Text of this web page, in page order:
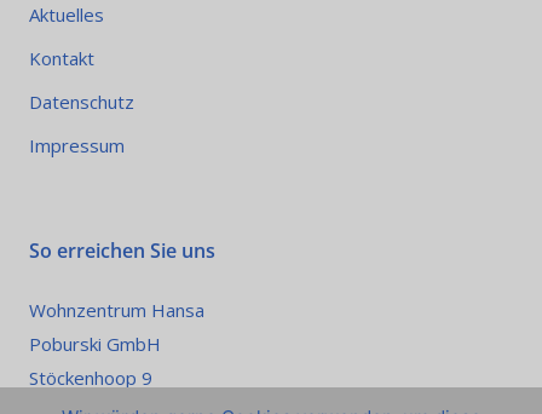
Aktuelles
Kontakt
Datenschutz
Impressum
So erreichen Sie uns
Wohnzentrum Hansa
Poburski GmbH
Stöckenhoop 9